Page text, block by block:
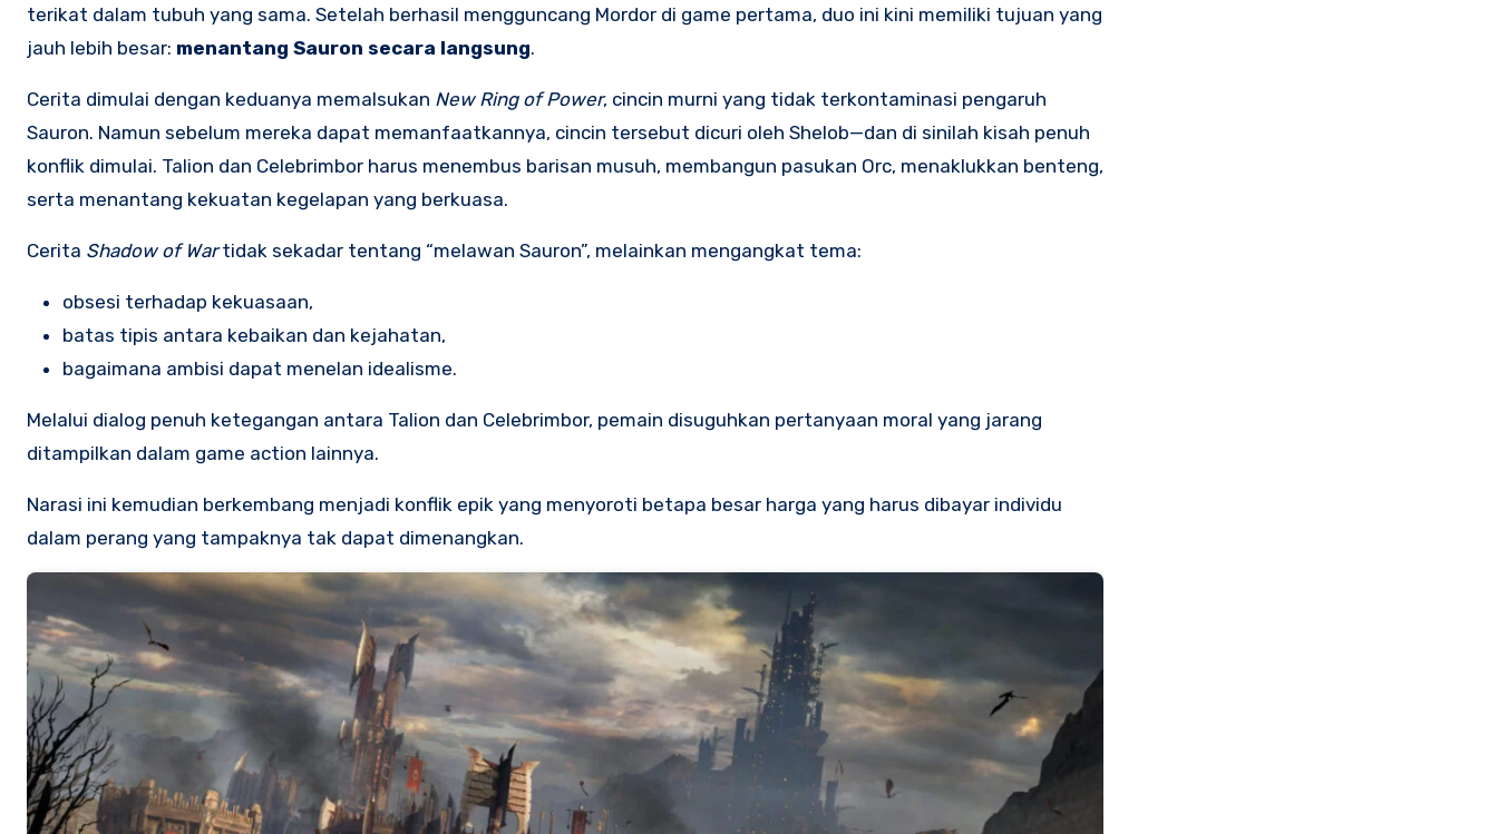
terikat dalam tubuh yang sama. Setelah berhasil mengguncang Mordor di game pertama, duo ini kini memiliki tujuan yang
jauh lebih besar: menantang Sauron secara langsung.
Cerita dimulai dengan keduanya memalsukan New Ring of Power, cincin murni yang tidak terkontaminasi pengaruh
Sauron. Namun sebelum mereka dapat memanfaatkannya, cincin tersebut dicuri oleh Shelob—dan di sinilah kisah penuh
konflik dimulai. Talion dan Celebrimbor harus menembus barisan musuh, membangun pasukan Orc, menaklukkan benteng,
serta menantang kekuatan kegelapan yang berkuasa.
Cerita Shadow of Wartidak sekadar tentang “melawan Sauron”, melainkan mengangkat tema:
obsesi terhadap kekuasaan,
batas tipis antara kebaikan dan kejahatan,
bagaimana ambisi dapat menelan idealisme.
Melalui dialog penuh ketegangan antara Talion dan Celebrimbor, pemain disuguhkan pertanyaan moral yang jarang
ditampilkan dalam game action lainnya.
Narasi ini kemudian berkembang menjadi konflik epik yang menyoroti betapa besar harga yang harus dibayar individu
dalam perang yang tampaknya tak dapat dimenangkan.